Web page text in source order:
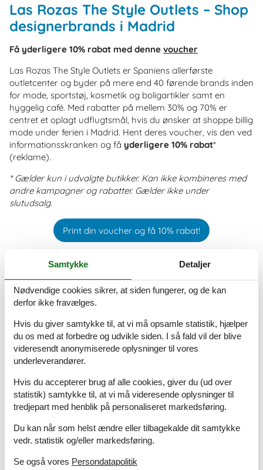
Las Rozas The Style Outlets – Shop
designerbrands i Madrid
Få yderligere 10% rabat med denne voucher
Las Rozas The Style Outlets er Spaniens allerførste
outletcenter og byder på mere end 40 førende brands inden
for mode, sportstøj, kosmetik og boligartikler samt en
hyggelig café. Med rabatter på mellem 30% og 70% er
centret et oplagt udflugtsmål, hvis du ønsker at shoppe billig
mode under ferien i Madrid. Hent deres voucher, vis den ved
informationsskranken og få yderligere 10% rabat*
(reklame).
* Gælder kun i udvalgte butikker. Kan ikke kombineres med
andre kampagner og rabatter. Gælder ikke under
slutudsalg.
Print din voucher og få 10% rabat!
Samtykke Detaljer
Nødvendige cookies sikrer, at siden fungerer, og de kan
derfor ikke fravælges.
Hvis du giver samtykke til, at vi må opsamle statistik, hjælper
du os med at forbedre og udvikle siden. I så fald vil der blive
videresendt anonymiserede oplysninger til vores
underleverandører.
Hvis du accepterer brug af alle cookies, giver du (ud over
statistik) samtykke til, at vi må videresende oplysninger til
tredjepart med henblik på personaliseret markedsføring.
Du kan når som helst ændre eller tilbagekalde dit samtykke
vedr. statistik og/eller markedsføring.
Se også vores Persondatapolitik